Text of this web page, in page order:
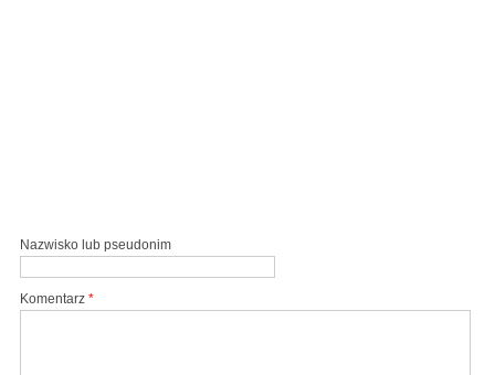
Nazwisko lub pseudonim
Komentarz *